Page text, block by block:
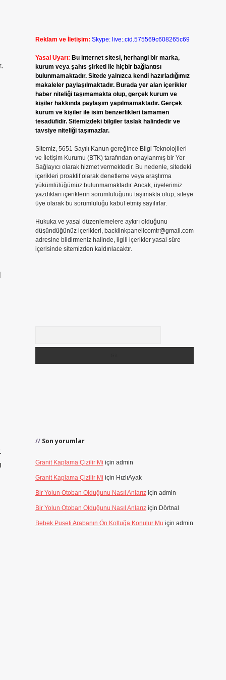
Reklam ve İletişim: Skype: live:.cid.575569c608265c69
Yasal Uyarı: Bu internet sitesi, herhangi bir marka,
kurum veya şahıs şirketi ile hiçbir bağlantısı
bulunmamaktadır. Sitede yalnızca kendi hazırladığımız
makaleler paylaşılmaktadır. Burada yer alan içerikler
haber niteliği taşımamakta olup, gerçek kurum ve
kişiler hakkında paylaşım yapılmamaktadır. Gerçek
kurum ve kişiler ile isim benzerlikleri tamamen
tesadüfidir. Sitemizdeki bilgiler taslak halindedir ve
tavsiye niteliği taşımazlar.
Sitemiz, 5651 Sayılı Kanun gereğince Bilgi Teknolojileri
ve İletişim Kurumu (BTK) tarafından onaylanmış bir Yer
Sağlayıcı olarak hizmet vermektedir. Bu nedenle, sitedeki
içerikleri proaktif olarak denetleme veya araştırma
yükümlülüğümüz bulunmamaktadır. Ancak, üyelerimiz
yazdıkları içeriklerin sorumluluğunu taşımakta olup, siteye
üye olarak bu sorumluluğu kabul etmiş sayılırlar.
Hukuka ve yasal düzenlemelere aykırı olduğunu
düşündüğünüz içerikleri, backlinkpanelicomtr@gmail.com
adresine bildirmeniz halinde, ilgili içerikler yasal süre
içerisinde sitemizden kaldırılacaktır.
Son yorumlar
Granit Kaplama Çizilir Mi için admin
Granit Kaplama Çizilir Mi için HızlıAyak
Bir Yolun Otoban Olduğunu Nasıl Anlarıziçin admin
Bir Yolun Otoban Olduğunu Nasıl Anlarıziçin Dörtnal
Bebek Puseti Arabanın Ön Koltuğa Konulur Mu için admin